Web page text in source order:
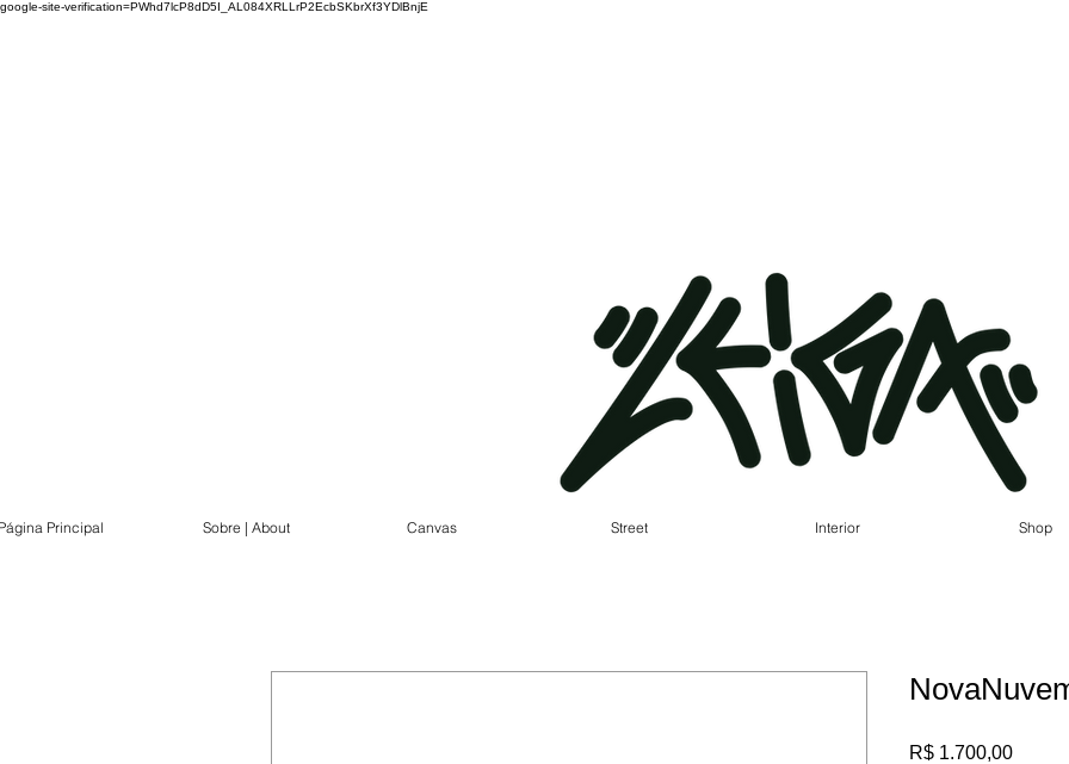
google-site-verification=PWhd7lcP8dD5I_AL084XRLLrP2EcbSKbrXf3YDlBnjE
R$ 1.700,00Preço
Principal Sobre | About Canvas Street Interior Shop